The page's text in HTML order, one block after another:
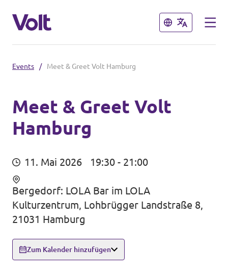
Schließen
Volt in Deutschland
Website
Volt in deinem Bundesland
Schließen
Programm
Menschen
Neuigkeiten
Unsere Events
Events / Meet & Greet Volt Hamburg
Meet & Greet Volt
Hamburg
11. Mai 2026 19:30 - 21:00
Bergedorf: LOLA Bar im LOLA
Kulturzentrum, Lohbrügger Landstraße 8,
21031 Hamburg
Zum Kalender hinzufügen